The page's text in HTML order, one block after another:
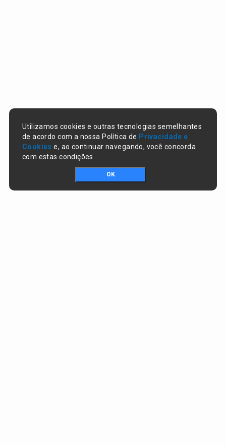
Utilizamos cookies e outras tecnologias semelhantes
de acordo com a nossa Política de Privacidade e
Cookies e, ao continuar navegando, você concorda
com estas condições.
OK